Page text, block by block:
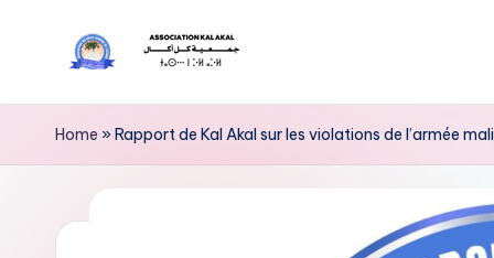
content
A
s
o
Kal
un
Home »Rapport de Kal Akal sur les violations de l’armée